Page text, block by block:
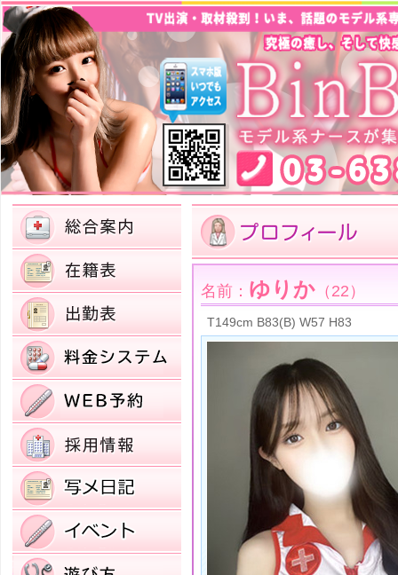
名前： ゆりか （22）
T149cm B83(B) W57 H83